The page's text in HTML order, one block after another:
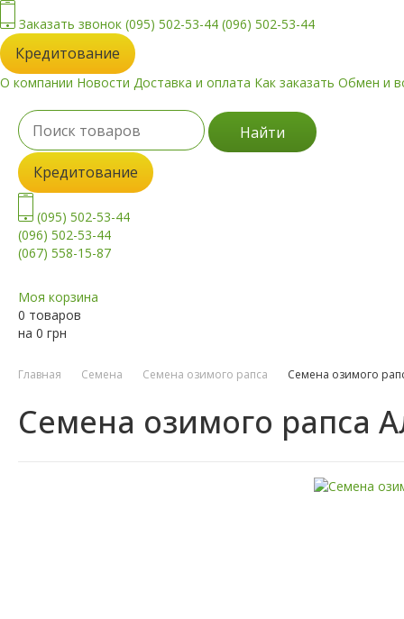
Заказать звонок (095) 502-53-44 (096) 502-53-44
Кредитование
О компании Новости Доставка и оплата Как заказать Обмен и
Найти
Кредитование
(095) 502-53-44
(096) 502-53-44
(067) 558-15-87
Моя корзина
0 товаров
на 0 грн
Главная Семена Семена озимого рапса Семена озимого
Семена озимого рапса